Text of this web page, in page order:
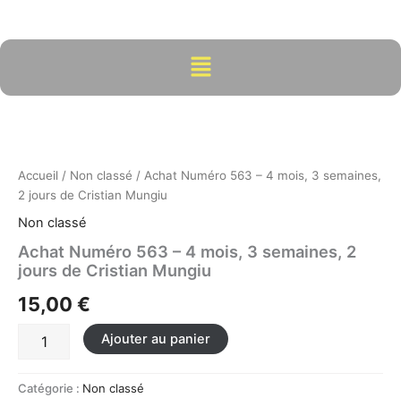
contenu
Menu
Accueil / Non classé / Achat Numéro 563 – 4 mois, 3 semaines,
2 jours de Cristian Mungiu
Non classé
Achat Numéro 563 – 4 mois, 3 semaines, 2
jours de Cristian Mungiu
15,00 €
563
-
mois,
3
semaines,
2
jours
Cristian
Ajouter au panier
Catégorie : Non classé